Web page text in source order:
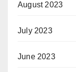
August 2023
July 2023
June 2023